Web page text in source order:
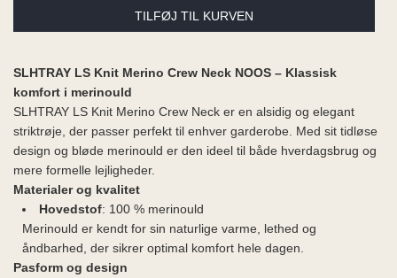
SLHTRAY LS Knit Merino Crew Neck NOOS – Klassisk
komfort i merinould
SLHTRAY LS Knit Merino Crew Neck er en alsidig og elegant
striktrøje, der passer perfekt til enhver garderobe. Med sit tidløse
design og bløde merinould er den ideel til både hverdagsbrug og
mere formelle lejligheder.
Materialer og kvalitet
Hovedstof: 100 % merinould
Merinould er kendt for sin naturlige varme, lethed og
åndbarhed, der sikrer optimal komfort hele dagen.
Pasform og design